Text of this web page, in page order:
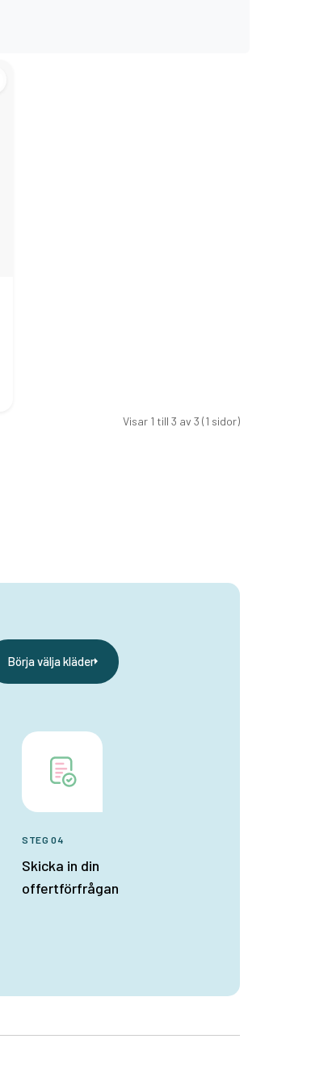
Visar 1 till 3 av 3 (1 sidor)
Börja välja kläder
STEG 04
Skicka in din
offertförfrågan